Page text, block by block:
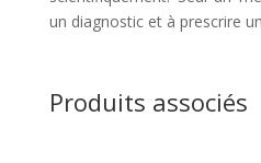
un diagnostic et à prescrire
Produits associés